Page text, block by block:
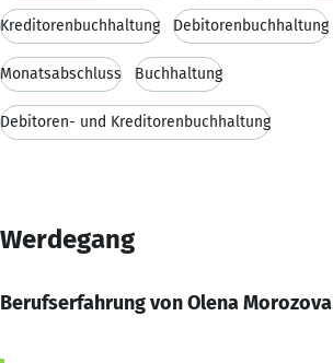
Kreditorenbuchhaltung Debitorenbuchhaltung
Monatsabschluss Buchhaltung
Debitoren- und Kreditorenbuchhaltung
Werdegang
Berufserfahrung von Olena Morozova